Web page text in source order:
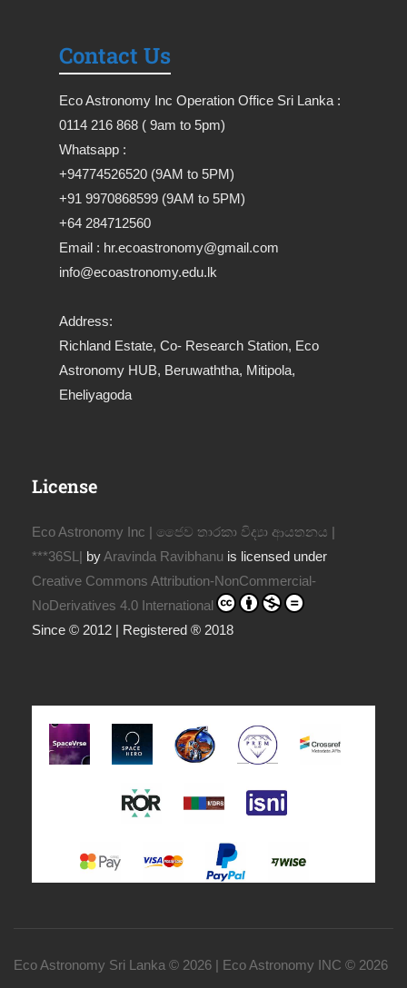
Contact Us
Eco Astronomy Inc Operation Office Sri Lanka :
0114 216 868 ( 9am to 5pm)
Whatsapp :
+94774526520 (9AM to 5PM)
+91 9970868599 (9AM to 5PM)
+64 284712560
Email : hr.ecoastronomy@gmail.com
info@ecoastronomy.edu.lk
Address:
Richland Estate, Co- Research Station, Eco
Astronomy HUB, Beruwaththa, Mitipola,
Eheliyagoda
License
Eco Astronomy Inc | ජෛව තාරකා විද්‍යා ආයතනය |
***36SL| byAravinda Ravibhanu is licensed under
Creative Commons Attribution-NonCommercial-
NoDerivatives 4.0 International
Since © 2012 | Registered ® 2018
Eco Astronomy Sri Lanka © 2026 | Eco Astronomy INC © 2026